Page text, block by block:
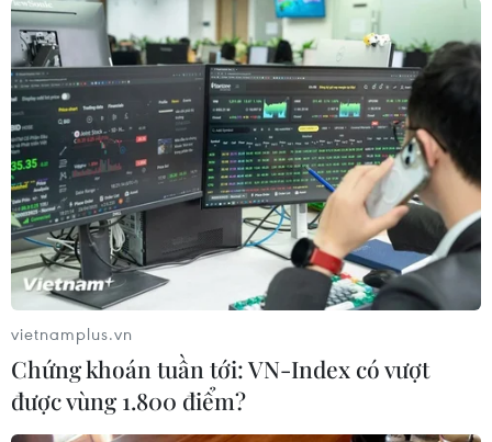
#Liên minh châu Âu #EU
#Nhiệt điện
#Lượng khí thải
#Tiết kiệm năng lượng
Theo dõi VietnamPlus
vietnamplus.vn
Chứng khoán tuần tới: VN-Index có vượt
được vùng 1.800 điểm?